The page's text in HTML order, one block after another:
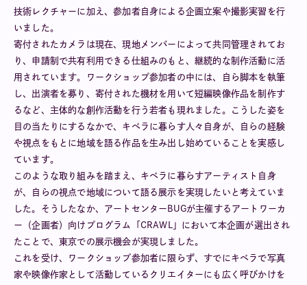
技術レクチャーに加え、参加者自身による企画立案や撮影実習を行
いました。
寄付されたカメラは現在、現地メンバーによって共同管理されてお
り、申請制で共有利用できる仕組みのもと、継続的な制作活動に活
用されています。ワークショップ参加者の中には、自ら脚本を執筆
し、出演者を募り、寄付された機材を用いて短編映像作品を制作す
るなど、主体的な創作活動を行う若者も現れました。こうした姿を
目の当たりにするなかで、キベラに暮らす人々自身が、自らの経験
や視点をもとに地域を語る作品を生み出し始めていることを実感し
ています。
このような取り組みを踏まえ、キベラに暮らすアーティスト自身
が、自らの視点で地域について語る展示を実現したいと考えていま
した。そうしたなか、アートセンターBUGが主催するアートワーカ
ー（企画者）向けプログラム「CRAWL」において本企画が選出され
たことで、東京での展示機会が実現しました。
これを受け、ワークショップ参加者に限らず、すでにキベラで写真
家や映像作家として活動しているクリエイターにも広く呼びかけを